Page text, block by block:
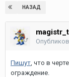
НАЗАД
Пишут, что в
ограждение.